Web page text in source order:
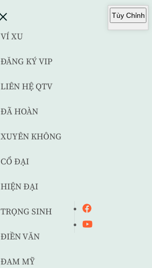
VÍ XU
ĐĂNG KÝ VIP
LIÊN HỆ QTV
ĐÃ HOÀN
XUYÊN KHÔNG
CỔ ĐẠI
HIỆN ĐẠI
TRỌNG SINH
ĐIỀN VĂN
ĐAM MỸ
Tùy Chỉnh